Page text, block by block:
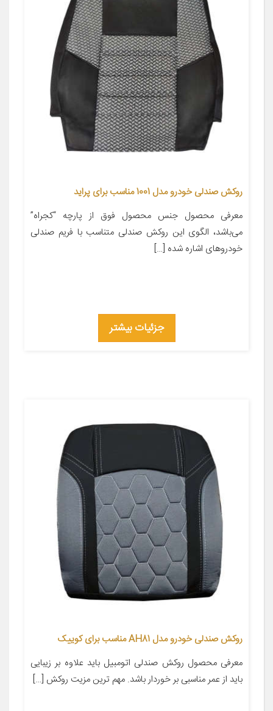
روکش صندلی خودرو مدل 1001 مناسب برای پراید
معرفی محصول جنس محصول فوق از پارچه “کجراه”
می‌باشد، الگوی این روکش صندلی متناسب با فریم صندلی
خودروهای اشاره شده […]
جزئیات بیشتر
روکش صندلی خودرو مدل AH81 مناسب برای کوییک
معرفی محصول روکش صندلی اتومبیل باید علاوه بر زیبایی
باید از عمر مناسبی بر خوردار باشد. مهم ترین مزیت روکش […]